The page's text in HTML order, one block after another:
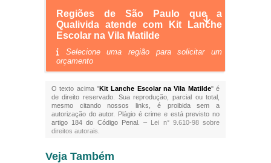
Regiões de São Paulo que a
Qualivida atende com Kit Lanche
Escolar na Vila Matilde
Selecione uma região para solicitar um
orçamento
O texto acima "Kit Lanche Escolar na Vila Matilde" é
de direito reservado. Sua reprodução, parcial ou total,
mesmo citando nossos links, é proibida sem a
autorização do autor. Plágio é crime e está previsto no
artigo 184 do Código Penal. – Lei n° 9.610-98 sobre
direitos autorais
Veja Também